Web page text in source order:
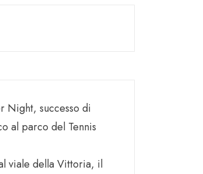
Night, successo di
al parco del Tennis
viale della Vittoria, il